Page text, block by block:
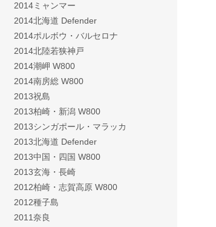
2014ミャンマー
2014北海道 Defender
2014ポルボウ・バルセロナ
2014北陸若狭神戸
2014潮岬 W800
2014南房総 W800
2013祝島
2013柏崎・新潟 W800
2013シンガポール・マラッカ
2013北海道 Defender
2013中国・四国 W800
2013玄海・長崎
2012柏崎・志賀高原 W800
2012種子島
2011奈良